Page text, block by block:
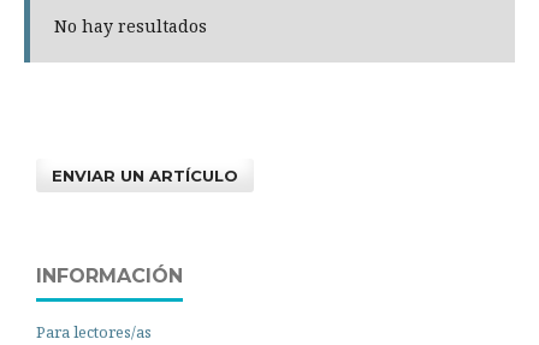
No hay resultados
ENVIAR UN ARTÍCULO
INFORMACIÓN
Para lectores/as